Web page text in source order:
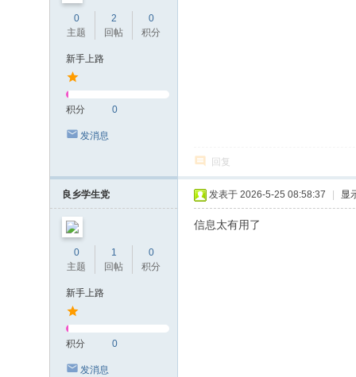
0
主题
2
回帖
0
积分
新手上路
积分 0
发消息
回复
良乡学生党
0
主题
1
回帖
0
积分
新手上路
积分 0
发消息
发表于 2026-5-25 08:58:37 显
信息太有用了